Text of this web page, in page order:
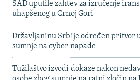
SAD uputile zahtev za izručenje
uhapšenog u Crnoj Gori
Državljaninu Srbije određen pritvor
sumnje na cyber napade
Tužilaštvo izvodi dokaze nakon